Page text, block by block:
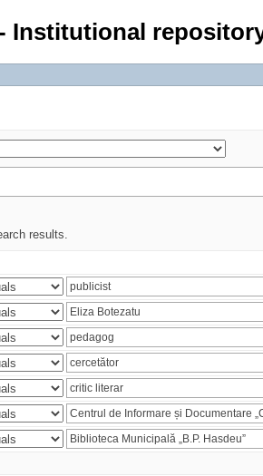
Institutional
results.